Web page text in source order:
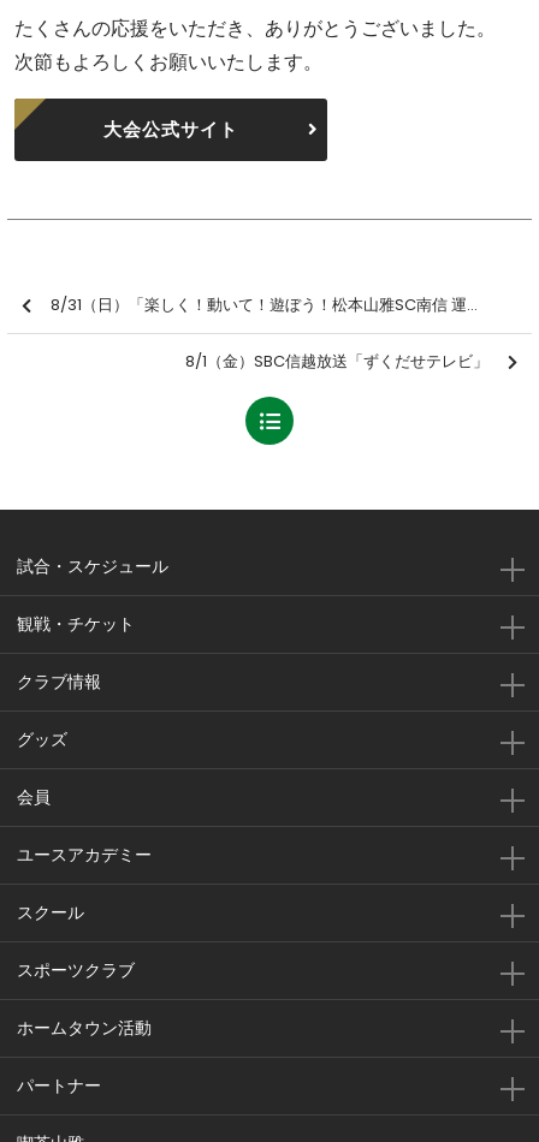
たくさんの応援をいただき、ありがとうございました。
次節もよろしくお願いいたします。
大会公式サイト
8/31（日）「楽しく！動いて！遊ぼう！松本山雅SC南信 運動遊び教室 無料体験会」参加者募集のお知らせ
8/1（金）SBC信越放送「ずくだせテレビ」
試合・スケジュール
観戦・チケット
クラブ情報
グッズ
会員
ユースアカデミー
スクール
スポーツクラブ
ホームタウン活動
パートナー